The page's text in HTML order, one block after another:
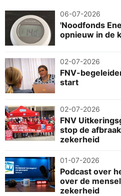
06-07-2026
'Noodfonds
opnieuw in de
02-07-2026
FNV-
start
02-07-2026
FNV
stop de
zekerheid
01-07-2026
Podcast over
over de
zekerheid